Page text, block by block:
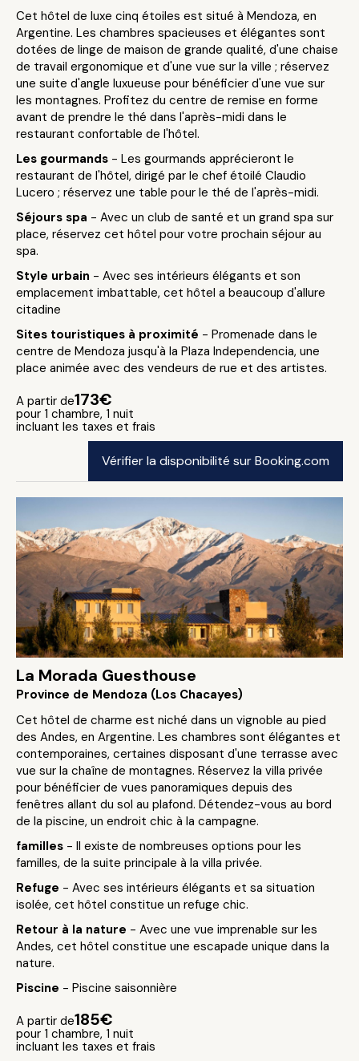
Cet hôtel de luxe cinq étoiles est situé à Mendoza, en
Argentine. Les chambres spacieuses et élégantes sont
dotées de linge de maison de grande qualité, d'une chaise
de travail ergonomique et d'une vue sur la ville ; réservez
une suite d'angle luxueuse pour bénéficier d'une vue sur
les montagnes. Profitez du centre de remise en forme
avant de prendre le thé dans l'après-midi dans le
restaurant confortable de l'hôtel.
Les gourmands - Les gourmands apprécieront le
restaurant de l'hôtel, dirigé par le chef étoilé Claudio
Lucero ; réservez une table pour le thé de l'après-midi.
Séjours spa - Avec un club de santé et un grand spa sur
place, réservez cet hôtel pour votre prochain séjour au
spa.
Style urbain - Avec ses intérieurs élégants et son
emplacement imbattable, cet hôtel a beaucoup d'allure
citadine
Sites touristiques à proximité - Promenade dans le
centre de Mendoza jusqu'à la Plaza Independencia, une
place animée avec des vendeurs de rue et des artistes.
A partir de173€
pour 1 chambre, 1 nuit
incluant les taxes et frais
Vérifier la disponibilité sur Booking.com
La Morada Guesthouse
Province de Mendoza (Los Chacayes)
Cet hôtel de charme est niché dans un vignoble au pied
des Andes, en Argentine. Les chambres sont élégantes et
contemporaines, certaines disposant d'une terrasse avec
vue sur la chaîne de montagnes. Réservez la villa privée
pour bénéficier de vues panoramiques depuis des
fenêtres allant du sol au plafond. Détendez-vous au bord
de la piscine, un endroit chic à la campagne.
familles - Il existe de nombreuses options pour les
familles, de la suite principale à la villa privée.
Refuge - Avec ses intérieurs élégants et sa situation
isolée, cet hôtel constitue un refuge chic.
Retour à la nature - Avec une vue imprenable sur les
Andes, cet hôtel constitue une escapade unique dans la
nature.
Piscine - Piscine saisonnière
A partir de185€
pour 1 chambre, 1 nuit
incluant les taxes et frais